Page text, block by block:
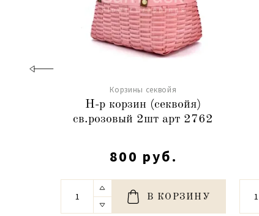
Корзины секвойя
Н-р корзин (секвойя)
св.розовый 2шт арт 2762
800 руб.
В КОРЗИНУ